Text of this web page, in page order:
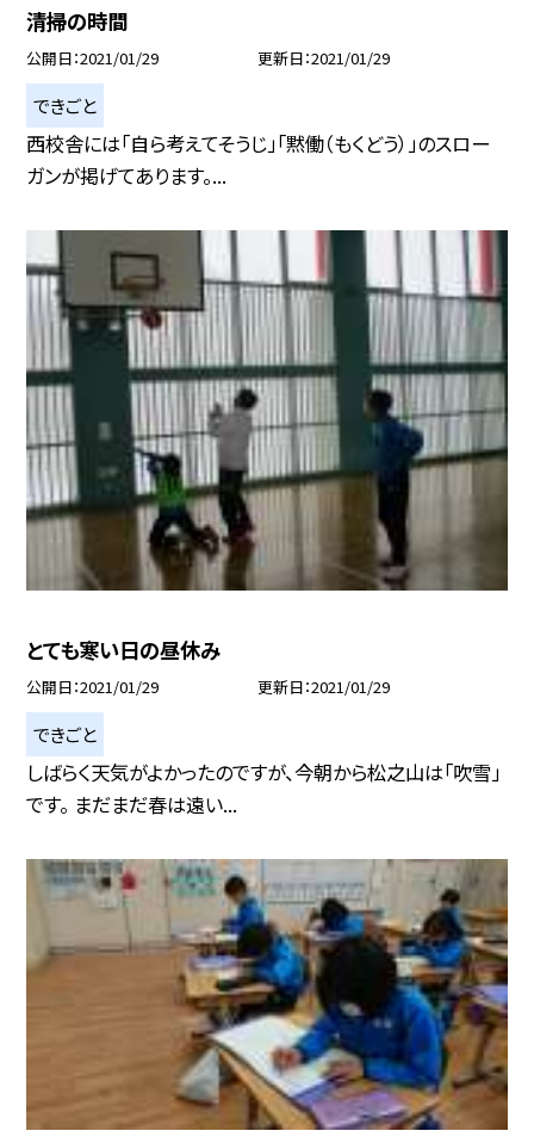
清掃の時間
公開日 2021/01/29 更新日 2021/01/29
できごと
西校舎には「自ら考えてそうじ」「黙働（もくどう）」のスロー
ガンが掲げてあります。...
とても寒い日の昼休み
公開日 2021/01/29 更新日 2021/01/29
できごと
しばらく天気がよかったのですが、今朝から松之山は「吹雪」
です。 まだまだ春は遠い...